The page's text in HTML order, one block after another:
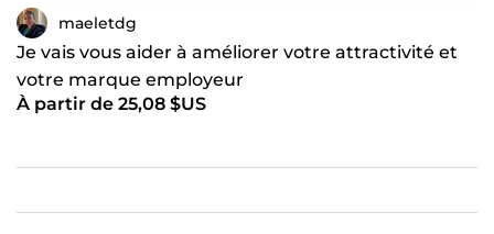
maeletdg
Je vais vous aider à améliorer votre attractivité et
votre marque employeur
À partir de 25,08 $US